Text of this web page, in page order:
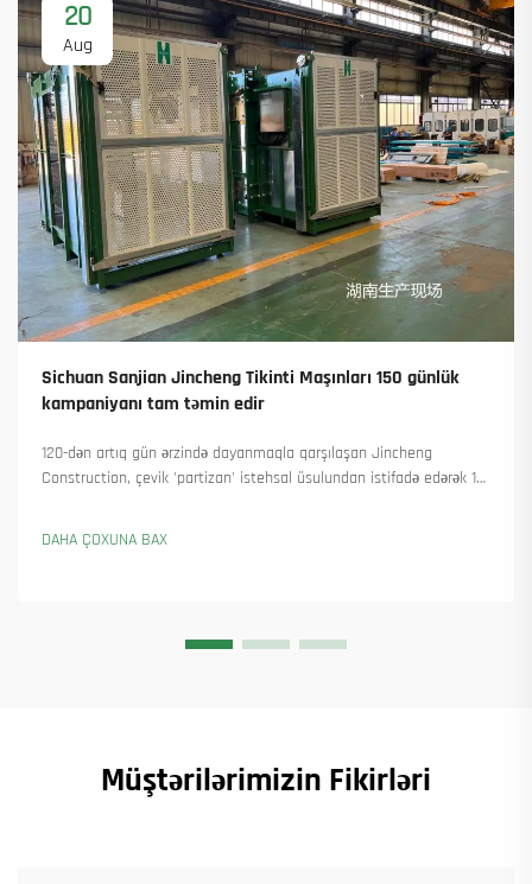
20
Aug
Sichuan Sanjian Jincheng Tikinti Maşınları 150 günlük
kampaniyanı tam təmin edir
120-dən artıq gün ərzində dayanmaqla qarşılaşan Jincheng
Construction, çevik 'partizan' istehsal üsulundan istifadə edərək 18
DAHA ÇOXUNA BAX
Müştərilərimizin Fikirləri